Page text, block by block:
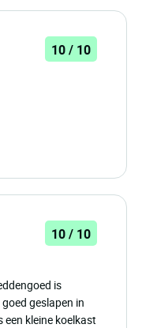
10 / 10
10 / 10
is
geslapen in
kleine koelkast